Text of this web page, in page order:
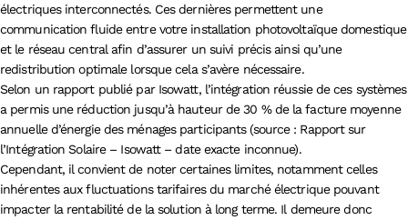
électriques interconnectés. Ces dernières permettent une
communication fluide entre votre installation photovoltaïque domestique
et le réseau central afin d’assurer un suivi précis ainsi qu’une
redistribution optimale lorsque cela s’avère nécessaire.
Selon un rapport publié par Isowatt, l’intégration réussie de ces systèmes
a permis une réduction jusqu’à hauteur de 30 % de la facture moyenne
annuelle d’énergie des ménages participants (source : Rapport sur
l’Intégration Solaire – Isowatt – date exacte inconnue).
Cependant, il convient de noter certaines limites, notamment celles
inhérentes aux fluctuations tarifaires du marché électrique pouvant
impacter la rentabilité de la solution à long terme. Il demeure donc